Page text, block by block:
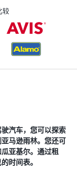
较
汽车，您可以探索
马逊雨林。您还可
亚基尔。通过租
时间表。